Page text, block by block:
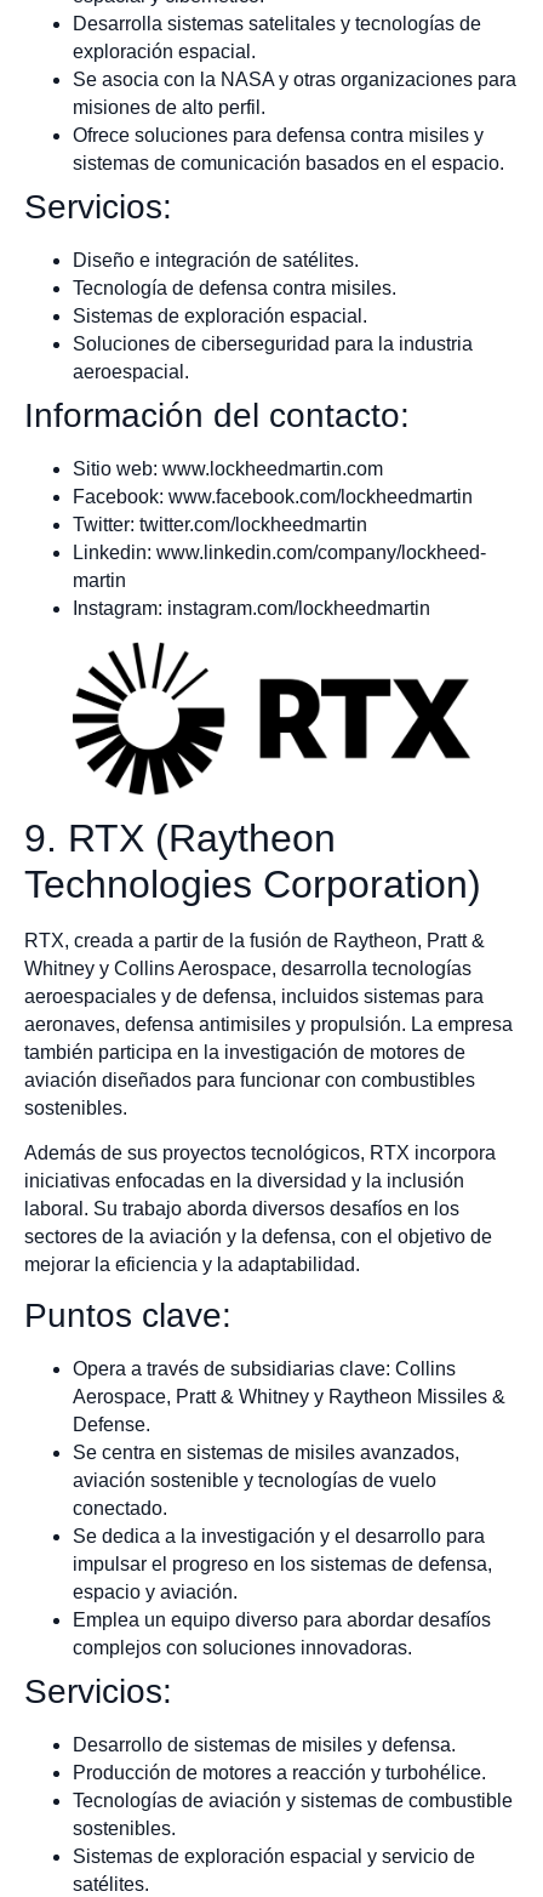
Desarrolla sistemas satelitales y tecnologías de
exploración espacial.
Se asocia con la NASA y otras organizaciones para
misiones de alto perfil.
Ofrece soluciones para defensa contra misiles y
sistemas de comunicación basados en el espacio.
Servicios:
Diseño e integración de satélites.
Tecnología de defensa contra misiles.
Sistemas de exploración espacial.
Soluciones de ciberseguridad para la industria
aeroespacial.
Información del contacto:
Sitio web: www.lockheedmartin.com
Facebook: www.facebook.com/lockheedmartin
Twitter: twitter.com/lockheedmartin
Linkedin: www.linkedin.com/company/lockheed-
martin
Instagram: instagram.com/lockheedmartin
9. RTX (Raytheon
Technologies Corporation)
RTX, creada a partir de la fusión de Raytheon, Pratt &
Whitney y Collins Aerospace, desarrolla tecnologías
aeroespaciales y de defensa, incluidos sistemas para
aeronaves, defensa antimisiles y propulsión. La empresa
también participa en la investigación de motores de
aviación diseñados para funcionar con combustibles
sostenibles.
Además de sus proyectos tecnológicos, RTX incorpora
iniciativas enfocadas en la diversidad y la inclusión
laboral. Su trabajo aborda diversos desafíos en los
sectores de la aviación y la defensa, con el objetivo de
mejorar la eficiencia y la adaptabilidad.
Puntos clave:
Opera a través de subsidiarias clave: Collins
Aerospace, Pratt & Whitney y Raytheon Missiles &
Defense.
Se centra en sistemas de misiles avanzados,
aviación sostenible y tecnologías de vuelo
conectado.
Se dedica a la investigación y el desarrollo para
impulsar el progreso en los sistemas de defensa,
espacio y aviación.
Emplea un equipo diverso para abordar desafíos
complejos con soluciones innovadoras.
Servicios:
Desarrollo de sistemas de misiles y defensa.
Producción de motores a reacción y turbohélice.
Tecnologías de aviación y sistemas de combustible
sostenibles.
Sistemas de exploración espacial y servicio de
satélites.